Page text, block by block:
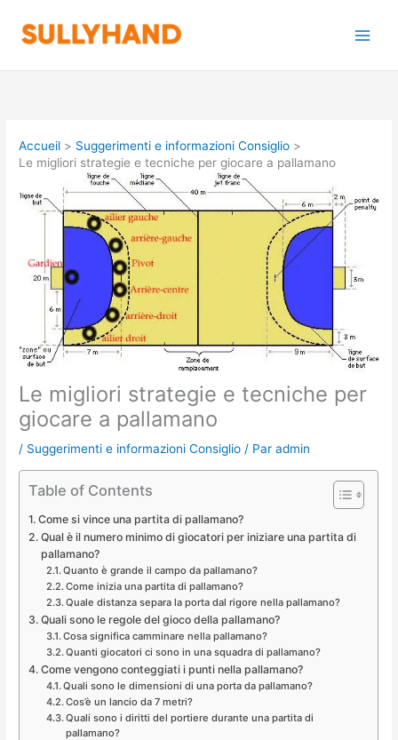
contenu
Accueil
Suggerimenti e informazioni Consiglio
Le migliori strategie e tecniche per giocare a pallamano
Le migliori strategie e tecniche per
giocare a pallamano
/ Suggerimenti e informazioni Consiglio / Paradmin
Table of Contents
Come si vince una partita di pallamano?
Qual è il numero minimo di giocatori per iniziare una partita di
pallamano?
Quanto è grande il campo da pallamano?
Come inizia una partita di pallamano?
Quale distanza separa la porta dal rigore nella pallamano?
Quali sono le regole del gioco della pallamano?
Cosa significa camminare nella pallamano?
Quanti giocatori ci sono in una squadra di pallamano?
Come vengono conteggiati i punti nella pallamano?
Quali sono le dimensioni di una porta da pallamano?
Cos’è un lancio da 7 metri?
Quali sono i diritti del portiere durante una partita di
pallamano?